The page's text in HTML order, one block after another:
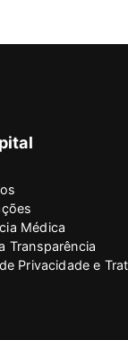
Médica
Transparência
Privacidade e